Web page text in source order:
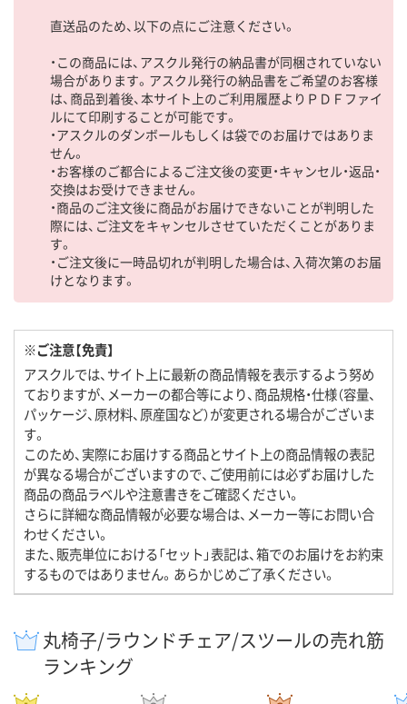
直送品のため、以下の点にご注意ください。
・この商品には、アスクル発行の納品書が同梱されていない
場合があります。アスクル発行の納品書をご希望のお客様
は、商品到着後、本サイト上のご利用履歴よりＰＤＦファイ
ルにて印刷することが可能です。
・アスクルのダンボールもしくは袋でのお届けではありま
せん。
・お客様のご都合によるご注文後の変更・キャンセル・返品・
交換はお受けできません。
・商品のご注文後に商品がお届けできないことが判明した
際には、ご注文をキャンセルさせていただくことがありま
す。
・ご注文後に一時品切れが判明した場合は、入荷次第のお届
けとなります。
※ご注意【免責】
アスクルでは、サイト上に最新の商品情報を表示するよう努め
ておりますが、メーカーの都合等により、商品規格・仕様（容量、
パッケージ、原材料、原産国など）が変更される場合がございま
す。
このため、実際にお届けする商品とサイト上の商品情報の表記
が異なる場合がございますので、ご使用前には必ずお届けした
商品の商品ラベルや注意書きをご確認ください。
さらに詳細な商品情報が必要な場合は、メーカー等にお問い合
わせください。
また、販売単位における「セット」表記は、箱でのお届けをお約束
するものではありません。あらかじめご了承ください。
丸椅子/ラウンドチェア/スツールの売れ筋
ランキング